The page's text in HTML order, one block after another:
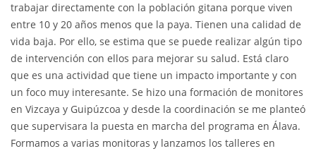
trabajar directamente con la población gitana porque viven
entre 10 y 20 años menos que la paya. Tienen una calidad de
vida baja. Por ello, se estima que se puede realizar algún tipo
de intervención con ellos para mejorar su salud. Está claro
que es una actividad que tiene un impacto importante y con
un foco muy interesante. Se hizo una formación de monitores
en Vizcaya y Guipúzcoa y desde la coordinación se me planteó
que supervisara la puesta en marcha del programa en Álava.
Formamos a varias monitoras y lanzamos los talleres en